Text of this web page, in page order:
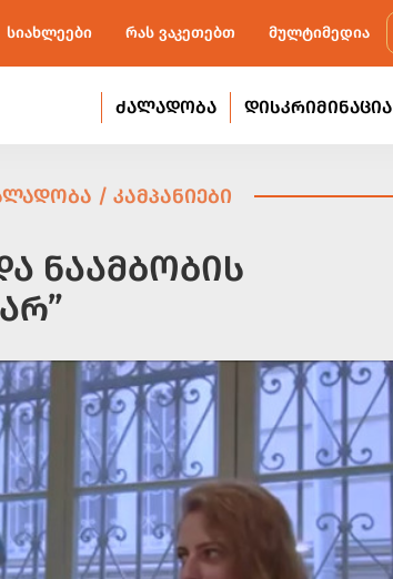
სიახლეები რას ვაკეთებთ მულტიმედია
ᲫᲐᲚᲐᲓᲝᲑᲐ ᲓᲘᲡᲙᲠᲘᲛᲘᲜᲐᲪᲘᲐ
/ ᲙᲐᲛᲞᲐᲜᲘᲔᲑᲘ
ᲜᲐᲐᲛᲑᲝᲑᲘᲡ